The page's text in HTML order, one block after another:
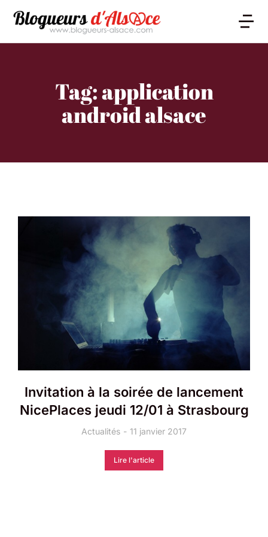
Tag: application
android alsace
Invitation à la soirée de lancement
NicePlaces jeudi 12/01 à Strasbourg
Actualités 11 janvier 2017
Lire l'article